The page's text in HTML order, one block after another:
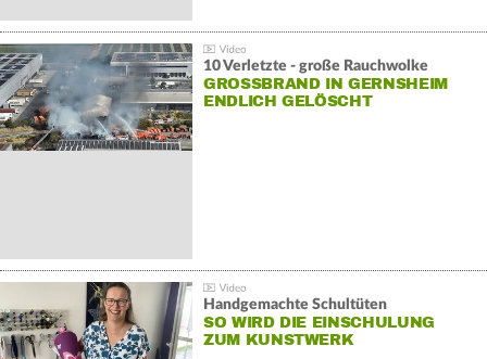
10 Verletzte - große Rauchwolke
GROSSBRAND IN GERNSHEIM E
NDLICH GELÖSCHT
Handgemachte Schultüten
SO WIRD DIE EINSCHULUNG
ZUM KUNSTWERK